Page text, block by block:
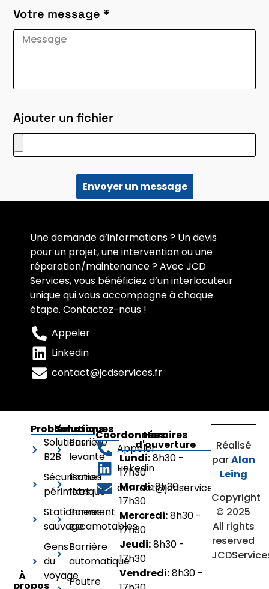
Votre message *
Ajouter un fichier
Envoyer un message
Une demande d’informations ? Un devis
pour un projet, une intervention ou une
réparation/maintenance ? Avec JCD
Services, vous bénéficiez d’un interlocuteur
unique qui vous accompagne à chaque
étape. Contactez-nous !
Appeler
Linkedin
contact@jcdservices.fr
À
propos
Problématiques
Solutions
B2B
Sécurisation
périmétrique
Stationnement
sauvage
Gens
du
voyage
Solutions
Barrière
levante
Bornes
fixes
Bornes
escamotables
Barrière
automatique
Poutre
Coordonnées
Appeler
Linkedin
contact@jcdservices.fr
Horaires
d'ouverture
Lundi:8h30 -
17h30
Mardi:8h30 -
17h30
Mercredi:8h30 -
17h30
Jeudi:8h30 -
17h30
Vendredi:8h30 -
Réalisé
parAlan
Leing
Copyright
© 2025
All rights
reserved